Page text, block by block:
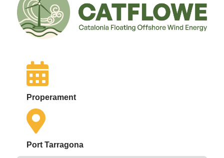
Properament
Port Tarragona